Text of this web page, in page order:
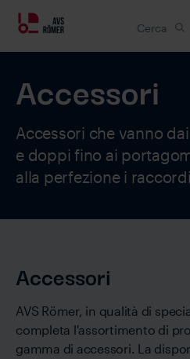
Cerca
Soluzioni customizzate
Azienda
Accessori
Accessori che vanno
e doppi fino ai
alla perfezione i raccordi
Accessori
AVS Römer, in qualità di
completa l'assortimento di
gamma di accessori. La